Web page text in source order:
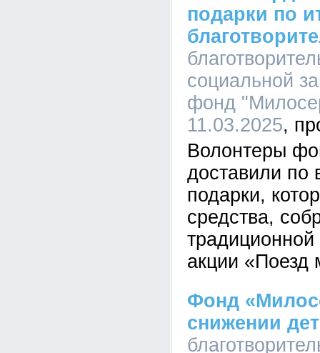
подарки по
социальной
фонд
11.03.2025
Волонтеры
доставили по
подарки,
средства,
традиционной
акции «Поезд
Фонд
снижении